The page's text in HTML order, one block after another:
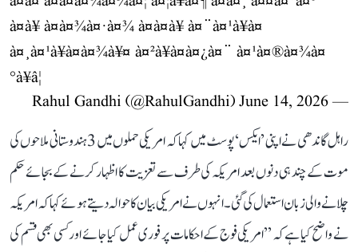
à¤à¥ à¤­à¤¾à¤·à¤¾ à¤à¤­à¥ à¤¨à¤¹à¥à¤
à¤¸à¤¹à¥à¤à¤¾à¥¤ à¤²à¥à¤à¤¿à¤¨ à¤¹à¤®à¤¾à¤
°à¥â¦
— Rahul Gandhi (@RahulGandhi)
June 14, 2026
راہل گاندھی نے اپنی ’ایکس‘ پوسٹ میں کہا کہ امریکی حملوں میں 3 ہندوستانی ملاحوں کی
موت کے چند ہی دنوں بعد امریکہ کی طرف سے تعزیت کا اظہار کرنے کے بجائے حکم
چلانے والی زبان استعمال کی گئی۔ انہوں نے امریکی بیان کا حوالہ دیتے ہوئے کہا کہ امریکہ
نے واضح کیا ہے کہ ’’امریکی فوج کے احکامات پر فوری عمل کیا جائے اور کسی بھی قسم کی